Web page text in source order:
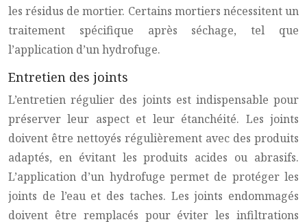
les résidus de mortier. Certains mortiers nécessitent un
traitement spécifique après séchage, tel que
l’application d’un hydrofuge.
Entretien des joints
L’entretien régulier des joints est indispensable pour
préserver leur aspect et leur étanchéité. Les joints
doivent être nettoyés régulièrement avec des produits
adaptés, en évitant les produits acides ou abrasifs.
L’application d’un hydrofuge permet de protéger les
joints de l’eau et des taches. Les joints endommagés
doivent être remplacés pour éviter les infiltrations